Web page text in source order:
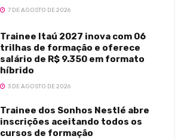
7 DE AGOSTO DE 2026
Trainee Itaú 2027 inova com 06
trilhas de formação e oferece
salário de R$ 9.350 em formato
híbrido
3 DE AGOSTO DE 2026
Trainee dos Sonhos Nestlé abre
inscrições aceitando todos os
cursos de formação